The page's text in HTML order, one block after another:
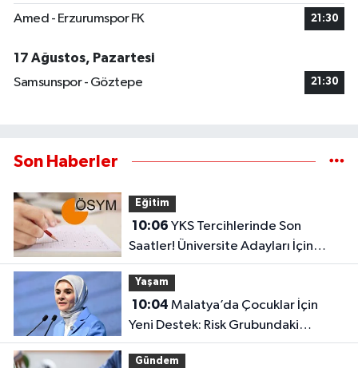
Amed - Erzurumspor FK 21:30
17 Ağustos, Pazartesi
Samsunspor - Göztepe
21:30
Son Haberler
Eğitim
10:06
Saatler! Üniversite Adayları İçin
Kritik Gün
Yaşam
10:04
Yeni Destek: Risk Grubundaki
Çocuklar Takipte!
Gündem